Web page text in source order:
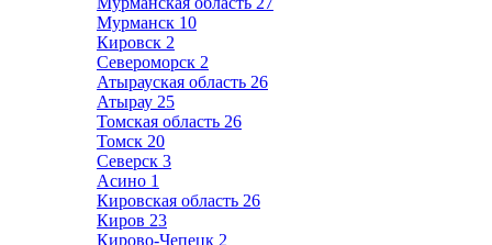
Мурманск 10
Кировск 2
Североморск 2
Атырауская область 26
Атырау 25
Томская область 26
Томск 20
Северск 3
Асино 1
Кировская область 26
Киров 23
Кирово-Чепецк 2